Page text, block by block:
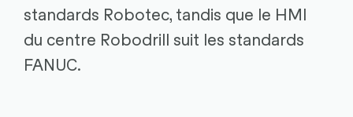
standards Robotec, tandis que le HMI
du centre Robodrill suit les standards
FANUC.